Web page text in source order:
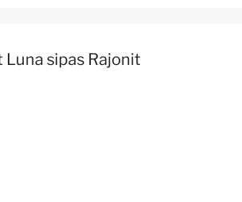
Luna sipas Rajonit